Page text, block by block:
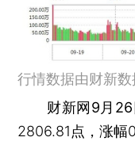
行情数据由财新
财新网9月
2806.81点，涨幅